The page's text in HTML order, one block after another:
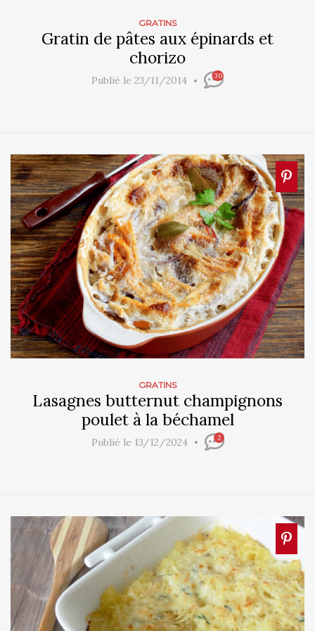
GRATINS
Gratin de pâtes aux épinards et
chorizo
Publié le 23/11/2014 30
GRATINS
Lasagnes butternut champignons
poulet à la béchamel
Publié le 13/12/2024 2